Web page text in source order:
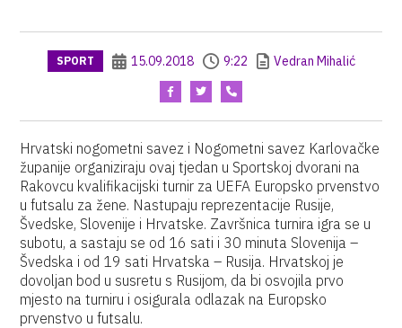
SPORT 15.09.2018 9:22 Vedran Mihalić
Hrvatski nogometni savez i Nogometni savez Karlovačke
županije organiziraju ovaj tjedan u Sportskoj dvorani na
Rakovcu kvalifikacijski turnir za UEFA Europsko prvenstvo
u futsalu za žene. Nastupaju reprezentacije Rusije,
Švedske, Slovenije i Hrvatske. Završnica turnira igra se u
subotu, a sastaju se od 16 sati i 30 minuta Slovenija –
Švedska i od 19 sati Hrvatska – Rusija. Hrvatskoj je
dovoljan bod u susretu s Rusijom, da bi osvojila prvo
mjesto na turniru i osigurala odlazak na Europsko
prvenstvo u futsalu.